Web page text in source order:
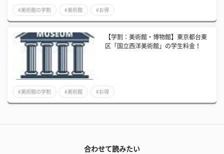
#美術館の学割 #美術館 #お得
【学割：美術館・博物館】東京都台東
区「国立西洋美術館」の学生料金！
#美術館の学割 #美術館 #お得
合わせて読みたい